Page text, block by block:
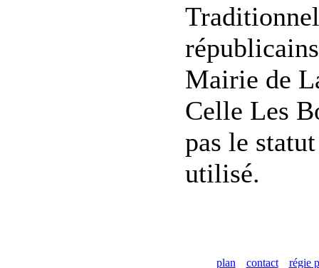
Mairie de
Celle Les
pas le
utilisé.
plan contact régie